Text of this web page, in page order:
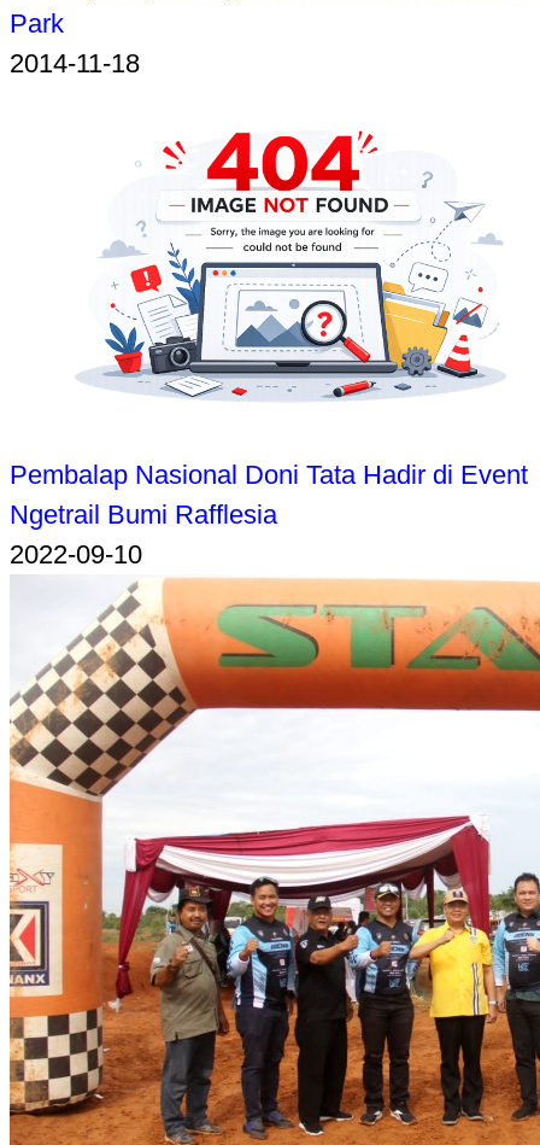
Park
2014-11-18
Pembalap Nasional Doni Tata Hadir di Event
Ngetrail Bumi Rafflesia
2022-09-10